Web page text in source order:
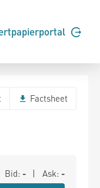
Factsheet
Bid: - | Ask: -